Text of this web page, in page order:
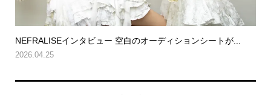
NEFRALISEインタビュー 空白のオーディションシートが...
2026.04.25